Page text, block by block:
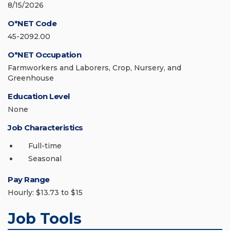
8/15/2026
O*NET Code
45-2092.00
O*NET Occupation
Farmworkers and Laborers, Crop, Nursery, and
Greenhouse
Education Level
None
Job Characteristics
Full-time
Seasonal
Pay Range
Hourly: $13.73 to $15
Job Tools